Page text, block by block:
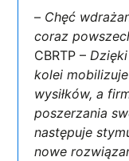
– Chęć
coraz
CBRTP –
kolei
wysiłków, a
poszerzania
następuje
nowe